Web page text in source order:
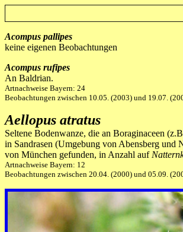
Acompus pallipes
keine eigenen Beobachtungen
Acompus rufipes
An Baldrian.
Artnachweise Bayern: 24
Beobachtungen zwischen 10.05. (2003) und 19.07.
Aellopus atratus
Seltene Bodenwanze, die an Boraginaceen
in Sandrasen (Umgebung von Abensberg und
von München gefunden, in Anzahl auf
Artnachweise Bayern: 12
Beobachtungen zwischen 20.04. (2000) und 05.09.